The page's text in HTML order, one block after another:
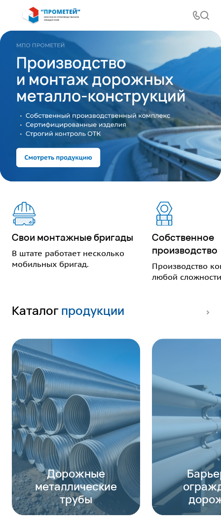
Свои монтажные бригады
В штате работает несколько
мобильных бригад.
Собственное
производство
Производство
любой
Каталогпродукции
Дорожные
металлические
трубы